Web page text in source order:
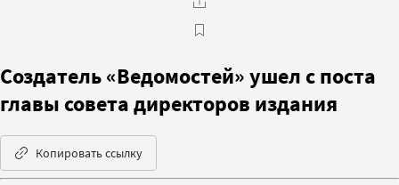
Создатель «Ведомостей» ушел с поста
главы совета директоров издания
Копировать ссылку